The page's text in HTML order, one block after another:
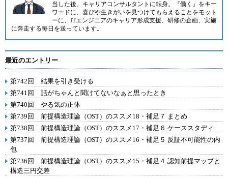
当した後、キャリアコンサルタントに転身。『働く』をキー
ワードに、喜びや生きがいを見つけてもらえることをモット
ーに、ITエンジニアのキャリア形成支援、研修の企画、実施
に奔走する毎日を送っています。
最近のエントリー
第742回 結果を引き受ける
第741回 話がちゃんと聞けてないなぁと思ったとき
第740回 やる気の正体
第739回 前提構造理論（OST）のススメ18・補足７ まとめ
第738回 前提構造理論（OST）のススメ17・補足６ ケーススタディ
第737回 前提構造理論（OST）のススメ16・補足５ 反証不可能性の内
包
第736回 前提構造理論（OST）のススメ15・補足４ 認知前提マップと
構造三円交差